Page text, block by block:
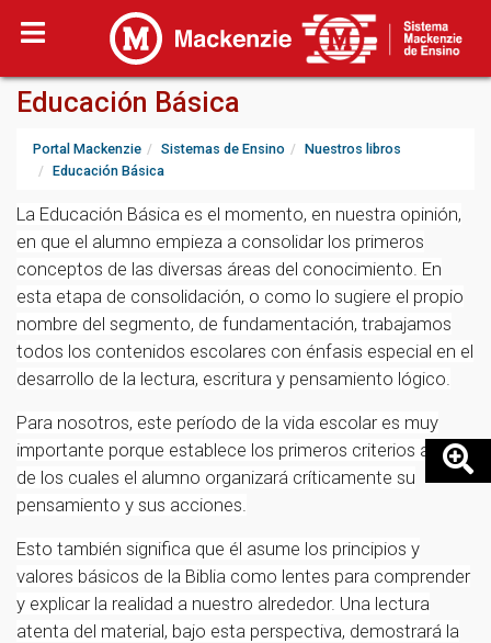
Educación Básica
Portal Mackenzie Sistemas de Ensino
Nuestros libros
Educación Básica
La Educación Básica es el momento, en nuestra opinión,
en que el alumno empieza a consolidar los primeros
conceptos de las diversas áreas del conocimiento. En
esta etapa de consolidación, o como lo sugiere el propio
nombre del segmento, de fundamentación, trabajamos
todos los contenidos escolares con énfasis especial en el
desarrollo de la lectura, escritura y pensamiento lógico.
Para nosotros, este período de la vida escolar es muy
importante porque establece los primeros criterios a partir
de los cuales el alumno organizará críticamente su
pensamiento y sus acciones.
Esto también significa que él asume los principios y
valores básicos de la Biblia como lentes para comprender
y explicar la realidad a nuestro alrededor. Una lectura
atenta del material, bajo esta perspectiva, demostrará la